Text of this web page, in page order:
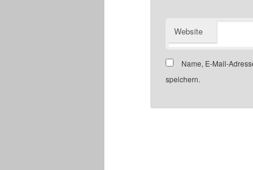
Website
Name, E-Mail-
speichern.